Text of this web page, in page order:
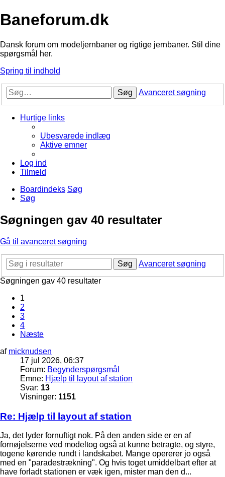
Baneforum.dk
Dansk forum om modeljernbaner og rigtige jernbaner. Stil dine
spørgsmål her.
Spring til indhold
Søg Avanceret søgning
Hurtige links
Ubesvarede indlæg
Aktive emner
Log ind
Tilmeld
Boardindeks Søg
Søg
Søgningen gav 40 resultater
Gå til avanceret søgning
Søg
Avanceret søgning
Søgningen gav 40 resultater
1
2
3
4
Næste
af micknudsen
17 jul 2026, 06:37
Forum: Begynderspørgsmål
Emne: Hjælp til layout af station
Svar: 13
Visninger: 1151
Re: Hjælp til layout af station
Ja, det lyder fornuftigt nok. På den anden side er en af
fornøjelserne ved modeltog også at kunne betragte, og styre,
togene kørende rundt i landskabet. Mange opererer jo også
med en "paradestrækning". Og hvis toget umiddelbart efter at
have forladt stationen er væk igen, mister man den d...